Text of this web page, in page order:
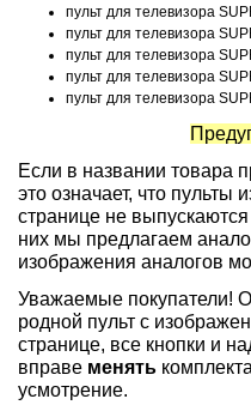
пульт для телевизора
пульт для телевизора
пульт для телевизора
пульт для телевизора
пульт для телевизора
Если в названии товара
это означает, что пульты
странице не
них мы предлагаем
изображения аналогов
Уважаемые покупатели!
родной пульт с
странице, все кнопки и
вправе менять
усмотрение.